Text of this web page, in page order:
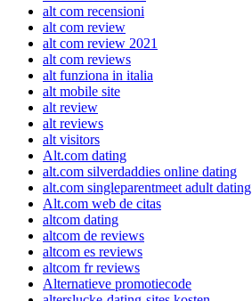
alt com recensioni
alt com review
alt com review 2021
alt com reviews
alt funziona in italia
alt mobile site
alt review
alt reviews
alt visitors
Alt.com dating
alt.com silverdaddies online dating
alt.com singleparentmeet adult dating
Alt.com web de citas
altcom dating
altcom de reviews
altcom es reviews
altcom fr reviews
Alternatieve promotiecode